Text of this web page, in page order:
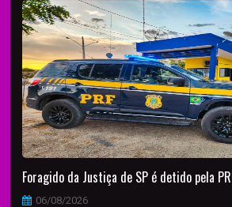
Foragido da Justiça de SP é detido pela
06/08/2026